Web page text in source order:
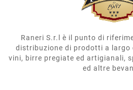
Raneri S.r.l è il punto di
distribuzione di prodotti a largo
vini, birre pregiate ed artigianali,
ed altre